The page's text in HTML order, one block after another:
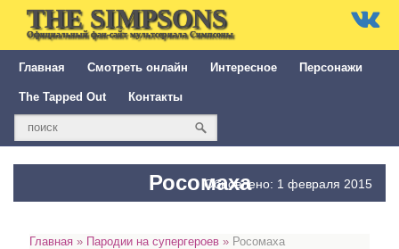
THE SIMPSONS
Официальный фан-сайт мультсериала Симпсоны
Главная Смотреть онлайн Интересное Персонажи
The Tapped Out Контакты
РосомахаОбновлено: 1 февраля 2015
Главная » Пародии на супергероев » Росомаха